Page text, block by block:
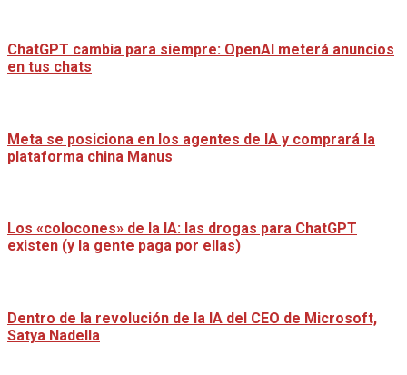
ChatGPT cambia para siempre: OpenAI meterá anuncios
en tus chats
Meta se posiciona en los agentes de IA y comprará la
plataforma china Manus
Los «colocones» de la IA: las drogas para ChatGPT
existen (y la gente paga por ellas)
Dentro de la revolución de la IA del CEO de Microsoft,
Satya Nadella